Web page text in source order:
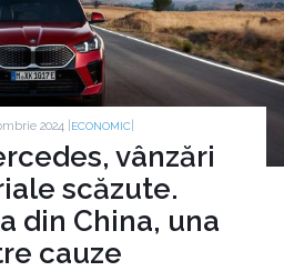
2024 | ECONOMIC|
vânzări
scăzute.
din China, una
cauze